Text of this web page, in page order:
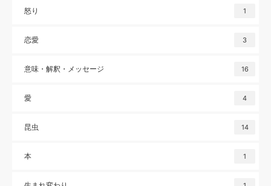
怒り 1
恋愛 3
意味・解釈・メッセージ 16
愛 4
昆虫 14
本 1